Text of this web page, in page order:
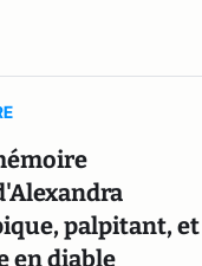
palpitant, et
en diable